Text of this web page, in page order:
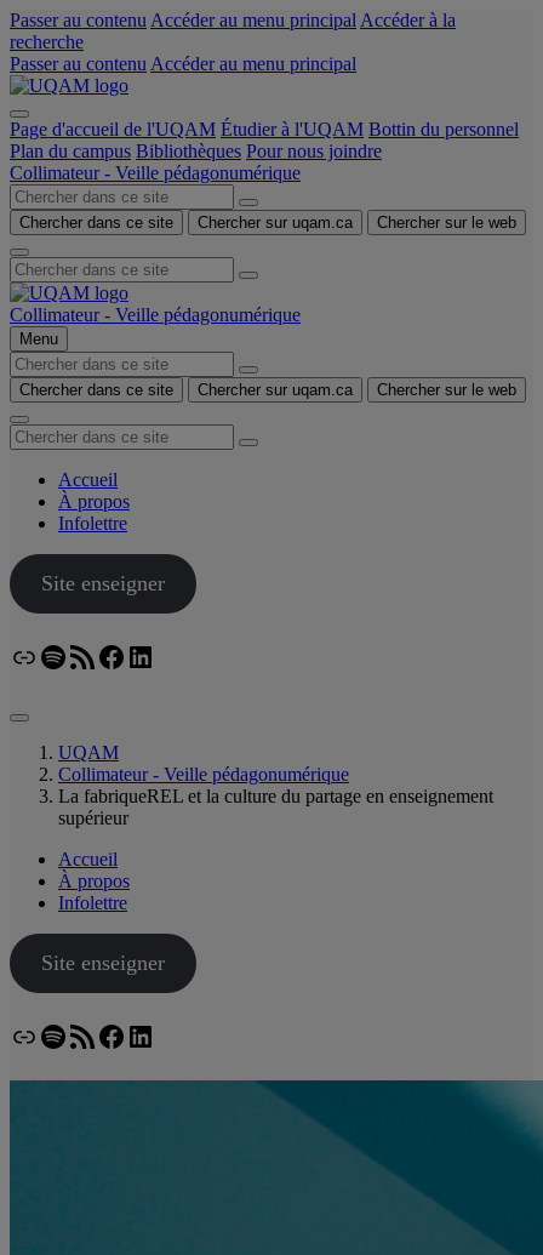
Passer au contenu Accéder au menu principal Accéder à la
recherche
Passer au contenu Accéder au menu principal
Page d'accueil de l'UQAM Étudier à l'UQAM Bottin du personnel
Plan du campus Bibliothèques Pour nous joindre
Collimateur - Veille pédagonumérique
Chercher dans ce site Chercher sur uqam.ca Chercher sur le web
Collimateur - Veille pédagonumérique
Menu
Chercher dans ce site Chercher sur uqam.ca Chercher sur le web
Accueil
À propos
Infolettre
Site enseigner
LienSpotify
Flux RSSFacebook
LinkedIn
UQAM
Collimateur - Veille pédagonumérique
La fabriqueREL et la culture du partage en enseignement
supérieur
Accueil
À propos
Infolettre
Site enseigner
LienSpotify
Flux RSSFacebook
LinkedIn